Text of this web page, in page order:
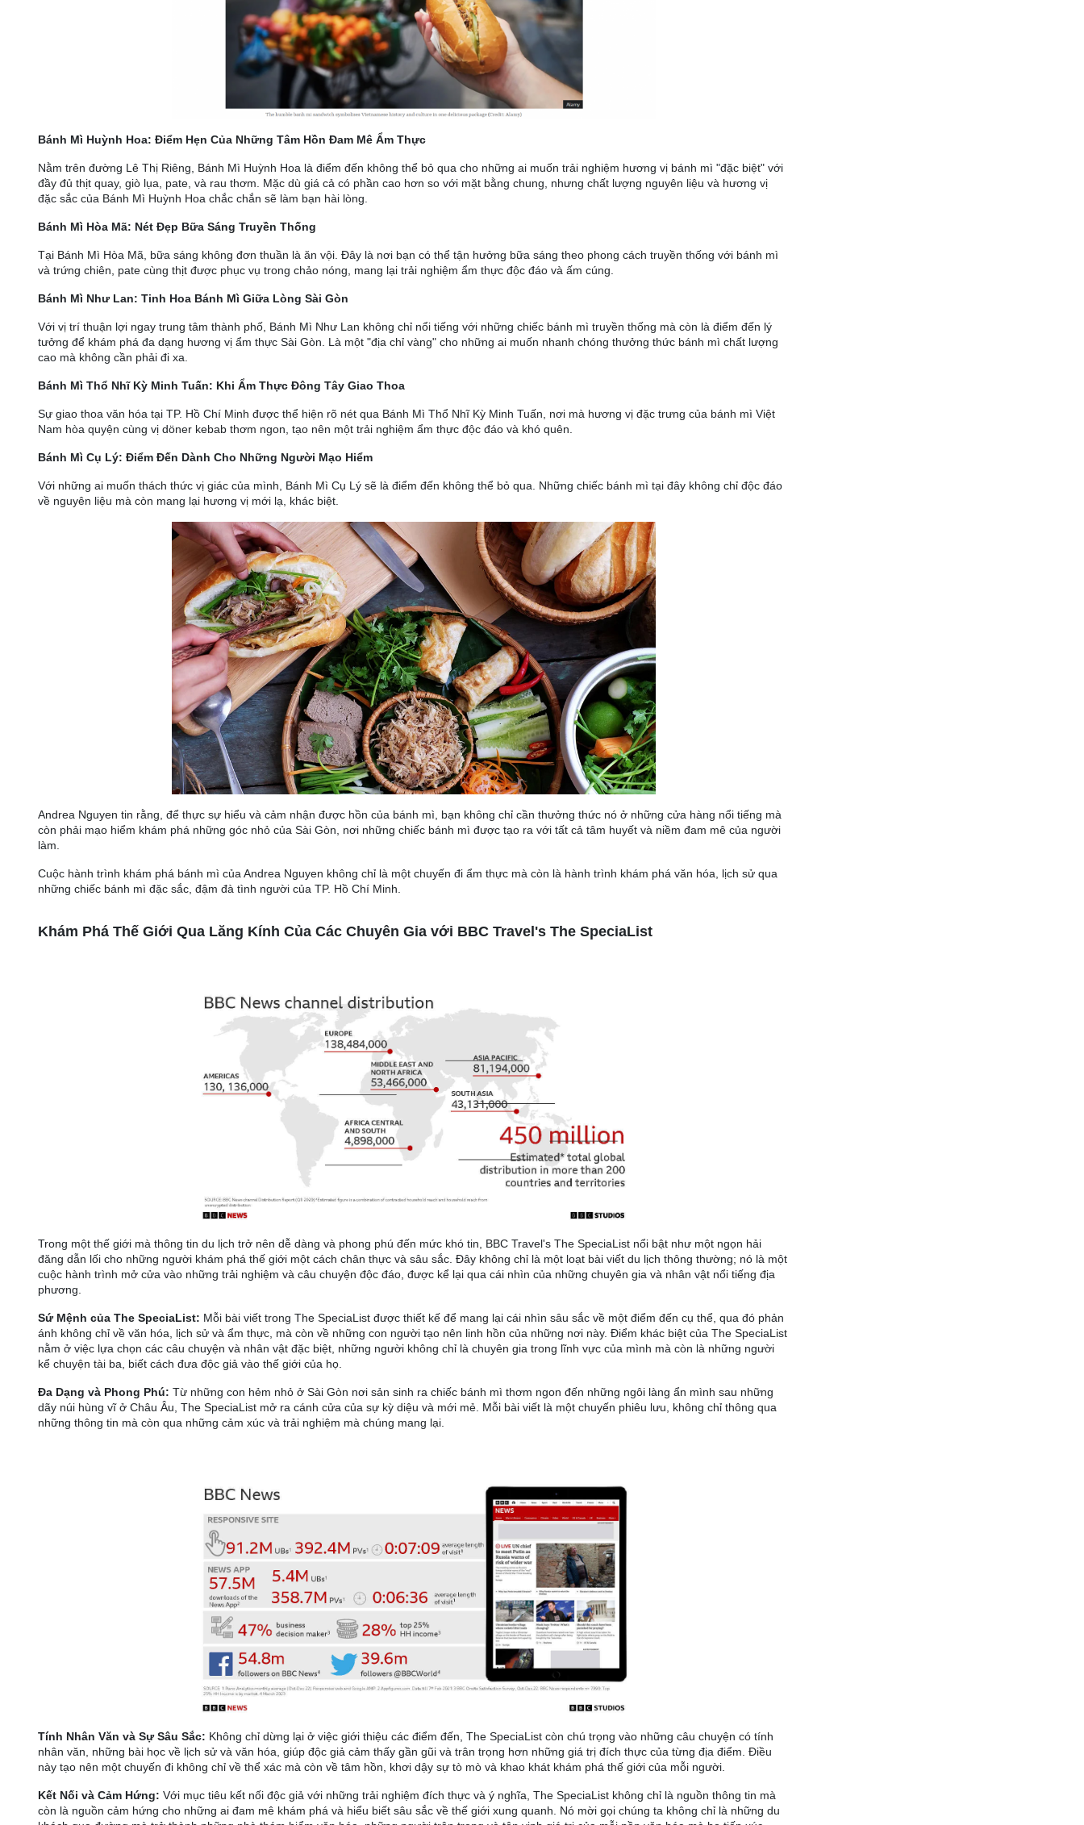
Bánh Mì Huỳnh Hoa: Điểm Hẹn Của Những Tâm Hồn Đam Mê Ẩm Thực
Nằm trên đường Lê Thị Riêng, Bánh Mì Huỳnh Hoa là điểm đến không thể bỏ qua cho những ai muốn trải nghiệm hương vị bánh mì "đặc biệt" với
đầy đủ thịt quay, giò lụa, pate, và rau thơm. Mặc dù giá cả có phần cao hơn so với mặt bằng chung, nhưng chất lượng nguyên liệu và hương vị
đặc sắc của Bánh Mì Huỳnh Hoa chắc chắn sẽ làm bạn hài lòng.
Bánh Mì Hòa Mã: Nét Đẹp Bữa Sáng Truyền Thống
Tại Bánh Mì Hòa Mã, bữa sáng không đơn thuần là ăn vội. Đây là nơi bạn có thể tận hưởng bữa sáng theo phong cách truyền thống với bánh mì
và trứng chiên, pate cùng thịt được phục vụ trong chảo nóng, mang lại trải nghiệm ẩm thực độc đáo và ấm cúng.
Bánh Mì Như Lan: Tinh Hoa Bánh Mì Giữa Lòng Sài Gòn
Với vị trí thuận lợi ngay trung tâm thành phố, Bánh Mì Như Lan không chỉ nổi tiếng với những chiếc bánh mì truyền thống mà còn là điểm đến lý
tưởng để khám phá đa dạng hương vị ẩm thực Sài Gòn. Là một "địa chỉ vàng" cho những ai muốn nhanh chóng thưởng thức bánh mì chất lượng
cao mà không cần phải đi xa.
Bánh Mì Thổ Nhĩ Kỳ Minh Tuấn: Khi Ẩm Thực Đông Tây Giao Thoa
Sự giao thoa văn hóa tại TP. Hồ Chí Minh được thể hiện rõ nét qua Bánh Mì Thổ Nhĩ Kỳ Minh Tuấn, nơi mà hương vị đặc trưng của bánh mì Việt
Nam hòa quyện cùng vị döner kebab thơm ngon, tạo nên một trải nghiệm ẩm thực độc đáo và khó quên.
Bánh Mì Cụ Lý: Điểm Đến Dành Cho Những Người Mạo Hiểm
Với những ai muốn thách thức vị giác của mình, Bánh Mì Cụ Lý sẽ là điểm đến không thể bỏ qua. Những chiếc bánh mì tại đây không chỉ độc đáo
về nguyên liệu mà còn mang lại hương vị mới lạ, khác biệt.
Andrea Nguyen tin rằng, để thực sự hiểu và cảm nhận được hồn của bánh mì, bạn không chỉ cần thưởng thức nó ở những cửa hàng nổi tiếng mà
còn phải mạo hiểm khám phá những góc nhỏ của Sài Gòn, nơi những chiếc bánh mì được tạo ra với tất cả tâm huyết và niềm đam mê của người
làm.
Cuộc hành trình khám phá bánh mì của Andrea Nguyen không chỉ là một chuyến đi ẩm thực mà còn là hành trình khám phá văn hóa, lịch sử qua
những chiếc bánh mì đặc sắc, đậm đà tình người của TP. Hồ Chí Minh.
Khám Phá Thế Giới Qua Lăng Kính Của Các Chuyên Gia với BBC Travel's The SpeciaList
Trong một thế giới mà thông tin du lịch trở nên dễ dàng và phong phú đến mức khó tin, BBC Travel's The SpeciaList nổi bật như một ngọn hải
đăng dẫn lối cho những người khám phá thế giới một cách chân thực và sâu sắc. Đây không chỉ là một loạt bài viết du lịch thông thường; nó là một
cuộc hành trình mở cửa vào những trải nghiệm và câu chuyện độc đáo, được kể lại qua cái nhìn của những chuyên gia và nhân vật nổi tiếng địa
phương.
Sứ Mệnh của The SpeciaList: Mỗi bài viết trong The SpeciaList được thiết kế để mang lại cái nhìn sâu sắc về một điểm đến cụ thể, qua đó phản
ánh không chỉ về văn hóa, lịch sử và ẩm thực, mà còn về những con người tạo nên linh hồn của những nơi này. Điểm khác biệt của The SpeciaList
nằm ở việc lựa chọn các câu chuyện và nhân vật đặc biệt, những người không chỉ là chuyên gia trong lĩnh vực của mình mà còn là những người
kể chuyện tài ba, biết cách đưa độc giả vào thế giới của họ.
Đa Dạng và Phong Phú: Từ những con hẻm nhỏ ở Sài Gòn nơi sản sinh ra chiếc bánh mì thơm ngon đến những ngôi làng ẩn mình sau những
dãy núi hùng vĩ ở Châu Âu, The SpeciaList mở ra cánh cửa của sự kỳ diệu và mới mẻ. Mỗi bài viết là một chuyến phiêu lưu, không chỉ thông qua
những thông tin mà còn qua những cảm xúc và trải nghiệm mà chúng mang lại.
Tính Nhân Văn và Sự Sâu Sắc: Không chỉ dừng lại ở việc giới thiệu các điểm đến, The SpeciaList còn chú trọng vào những câu chuyện có tính
nhân văn, những bài học về lịch sử và văn hóa, giúp độc giả cảm thấy gần gũi và trân trọng hơn những giá trị đích thực của từng địa điểm. Điều
này tạo nên một chuyến đi không chỉ về thể xác mà còn về tâm hồn, khơi dậy sự tò mò và khao khát khám phá thế giới của mỗi người.
Kết Nối và Cảm Hứng: Với mục tiêu kết nối độc giả với những trải nghiệm đích thực và ý nghĩa, The SpeciaList không chỉ là nguồn thông tin mà
còn là nguồn cảm hứng cho những ai đam mê khám phá và hiểu biết sâu sắc về thế giới xung quanh. Nó mời gọi chúng ta không chỉ là những du